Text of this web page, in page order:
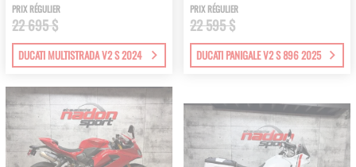
PRIX RÉGULIER
22 695 $
DUCATI MULTISTRADA V2 S 2024
PRIX RÉGULIER
22 595 $
DUCATI PANIGALE V2 S 896 2025